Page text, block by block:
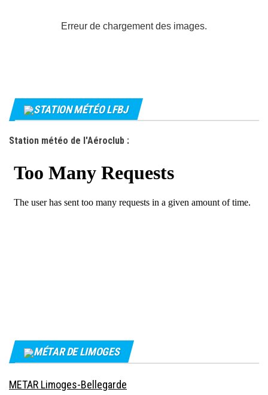
Erreur de chargement des images.
STATION MÉTÉO LFBJ
Station météo de l'Aéroclub :
MÉTAR DE LIMOGES
METAR Limoges-Bellegarde